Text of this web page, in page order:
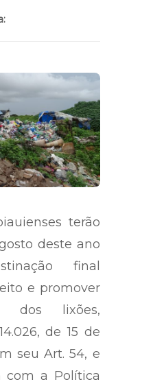
terão
deste ano
final
e promover
dos lixões,
de 15 de
seu Art. 54, e
com a Política